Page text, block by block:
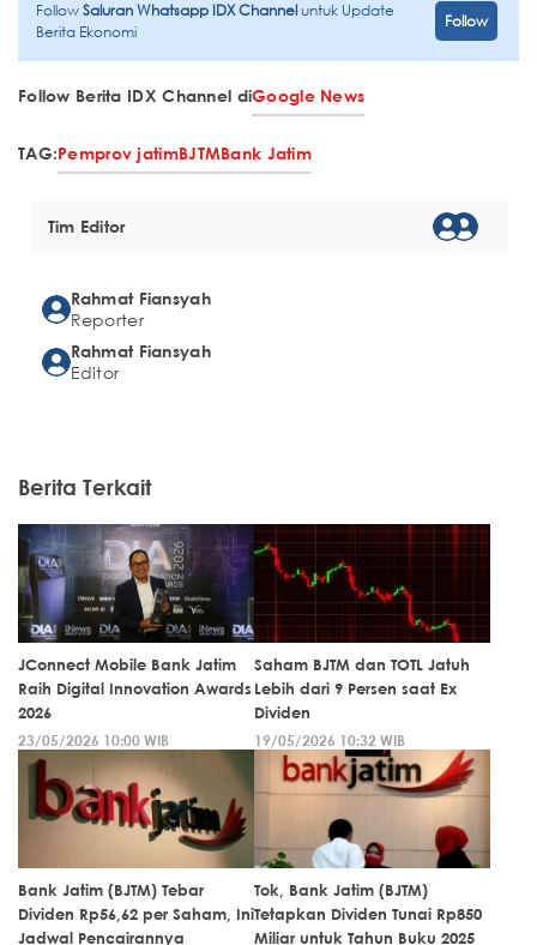
FollowSaluran Whatsapp IDX Channeluntuk Update
Berita Ekonomi
Follow
Follow Berita IDX Channel diGoogle News
TAG:Pemprov jatimBJTMBank Jatim
Tim Editor
Rahmat Fiansyah
Reporter
Rahmat Fiansyah
Editor
Berita Terkait
JConnect Mobile Bank Jatim
Raih Digital Innovation Awards
2026
23/05/2026 10:00 WIB
Saham BJTM dan TOTL Jatuh
Lebih dari 9 Persen saat Ex
Dividen
19/05/2026 10:32 WIB
Bank Jatim (BJTM) Tebar
Dividen Rp56,62 per Saham, Ini
Jadwal Pencairannya
Tok, Bank Jatim (BJTM)
Tetapkan Dividen Tunai Rp850
Miliar untuk Tahun Buku 2025